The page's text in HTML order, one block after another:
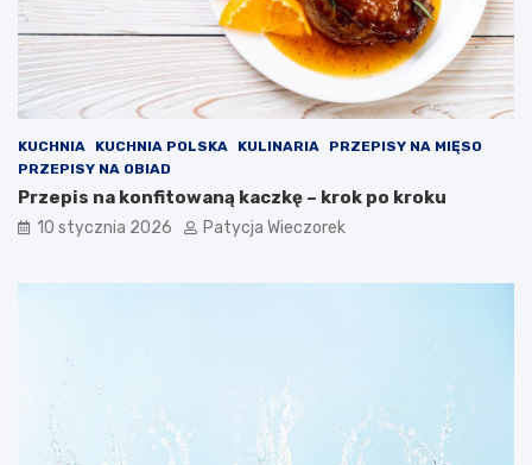
KUCHNIA KUCHNIA POLSKA KULINARIA
PRZEPISY NA MIĘSO
PRZEPISY NA OBIAD
Przepis na konfitowaną kaczkę – krok po kroku
10 stycznia 2026 Patycja Wieczorek